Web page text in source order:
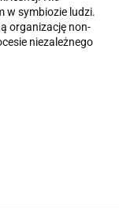
w symbiozie ludzi.
organizację non-
niezależnego